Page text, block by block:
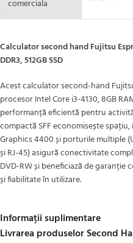
comerciala
Calculator second hand Fujitsu
DDR3, 512GB SSD
Acest calculator second-hand
procesor Intel Core i3-4130, 8GB
performanță eficientă pentru
compactă SFF economisește
Graphics 4400 și porturile multiple
și RJ-45) asigură conectivitate
DVD-RW și beneficiază de
și fiabilitate în utilizare.
Informații suplimentare
Livrarea produselor Second